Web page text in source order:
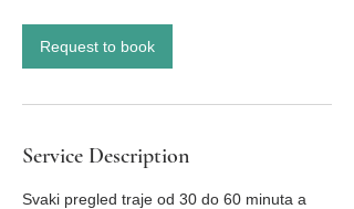
Request to book
Service Description
Svaki pregled traje od 30 do 60 minuta a